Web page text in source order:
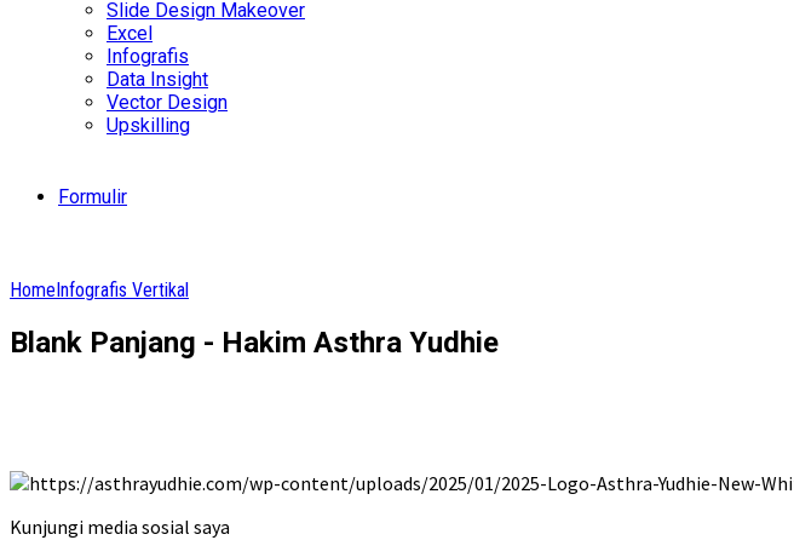
Slide Design Makeover
Excel
Infografis
Data Insight
Vector Design
Upskilling
Formulir
HomeInfografis Vertikal
Blank Panjang - Hakim Asthra Yudhie
Kunjungi media sosial saya